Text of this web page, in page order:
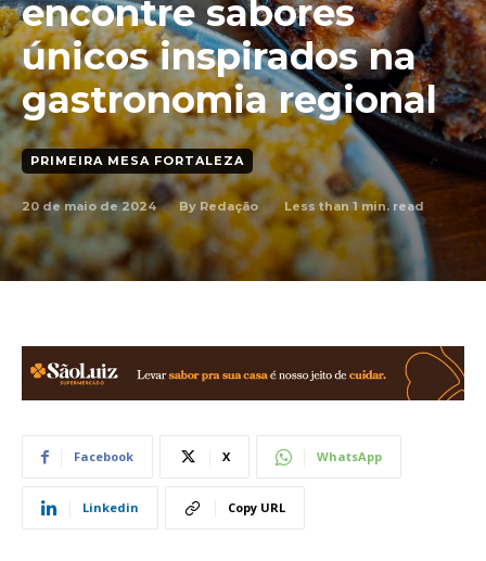
encontre sabores
únicos inspirados na
gastronomia regional
PRIMEIRA MESA FORTALEZA
20 de maio de 2024 By Redação Less than 1min. read
Facebook X WhatsApp
Linkedin Copy URL